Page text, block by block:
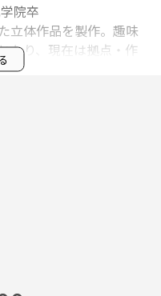
院卒
立体作品を製作。趣味
なり、現在は拠点・作
画をする「すその」を
などの諸経費を引い
保護犬の譲渡会などの
せていただきます。
らせ・落札後の支払
払いが行われなかっ